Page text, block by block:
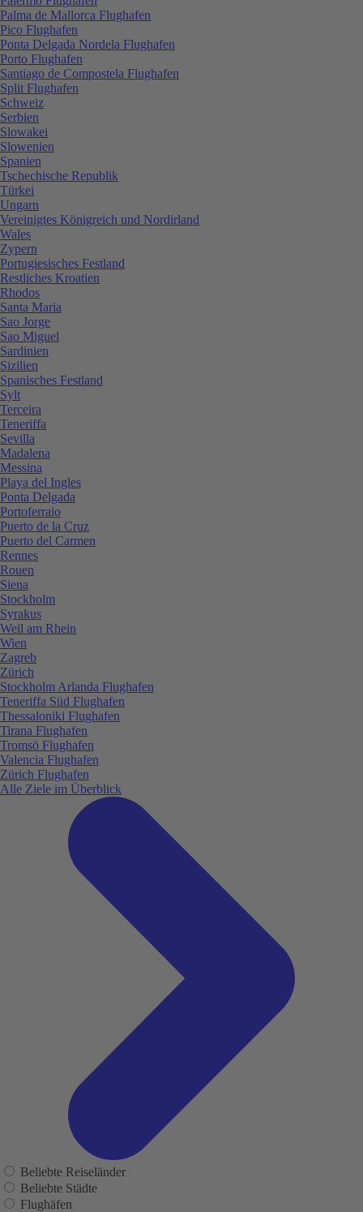
Palma de Mallorca Flughafen
Pico Flughafen
Ponta Delgada Nordela Flughafen
Porto Flughafen
Santiago de Compostela Flughafen
Split Flughafen
Schweiz
Serbien
Slowakei
Slowenien
Spanien
Tschechische Republik
Türkei
Ungarn
Vereinigtes Königreich und Nordirland
Wales
Zypern
Portugiesisches Festland
Restliches Kroatien
Rhodos
Santa Maria
Sao Jorge
Sao Miguel
Sardinien
Sizilien
Spanisches Festland
Sylt
Terceira
Teneriffa
Sevilla
Madalena
Messina
Playa del Ingles
Ponta Delgada
Portoferraio
Puerto de la Cruz
Puerto del Carmen
Rennes
Rouen
Siena
Stockholm
Syrakus
Weil am Rhein
Wien
Zagreb
Zürich
Stockholm Arlanda Flughafen
Teneriffa Süd Flughafen
Thessaloniki Flughafen
Tirana Flughafen
Tromsö Flughafen
Valencia Flughafen
Zürich Flughafen
Alle Ziele im Überblick
Beliebte Reiseländer
Beliebte Städte
Flughäfen